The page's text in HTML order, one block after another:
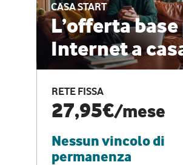
CASA START
L’offerta
Internet a
RETE FISSA
27,95€/mese
Nessun vincolo di
permanenza
ESCLUSIVA ONLINE
CASA PRO
Internet
vantaggi
RETE FISSA +
29,95€